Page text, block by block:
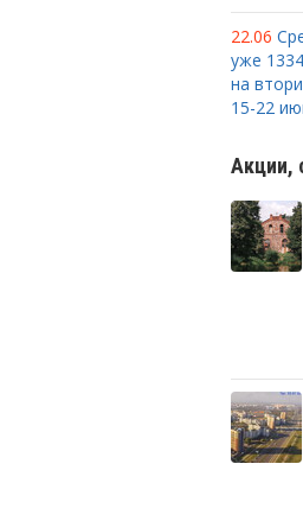
22.06
уже
на
15-22
Акции,